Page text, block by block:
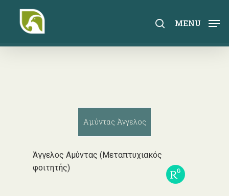
content
search
MENU
Αμύντας Άγγελος
Άγγελος Αμύντας (Μεταπτυχιακός
φοιτητής)